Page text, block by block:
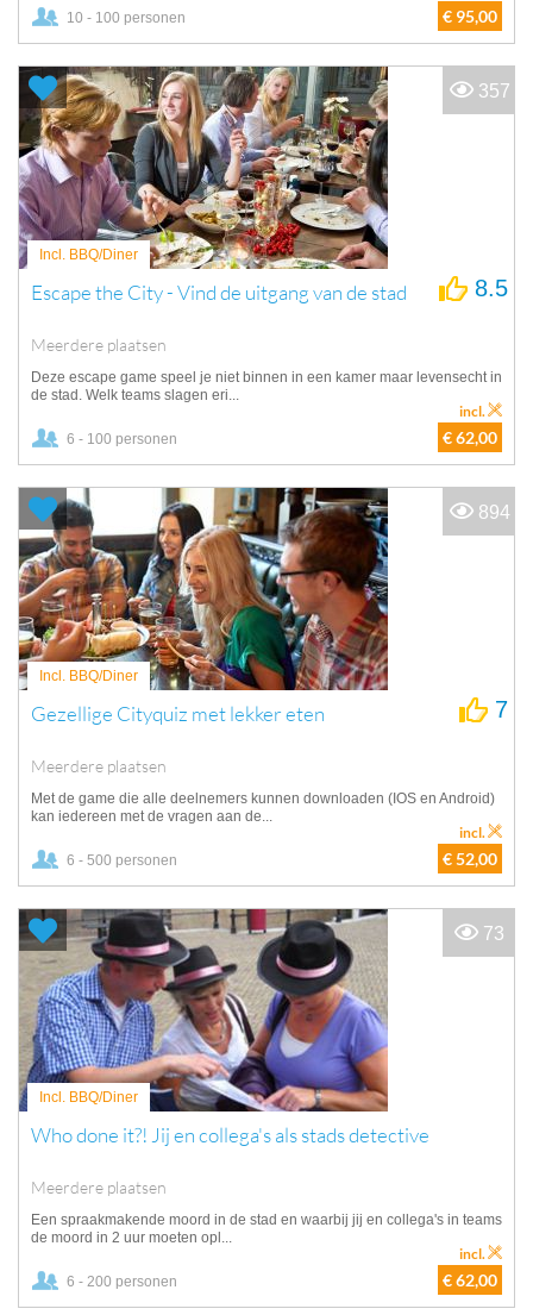
10 - 100 personen € 95,00
Incl. BBQ/Diner
Escape the City - Vind de uitgang van de stad
Meerdere plaatsen
8.5
Deze escape game speel je niet binnen in een kamer maar levensecht in
de stad. Welk teams slagen eri...
6 - 100 personen € 62,00
incl.
357
Incl. BBQ/Diner
Gezellige Cityquiz met lekker eten
Meerdere plaatsen
7
Met de game die alle deelnemers kunnen downloaden (IOS en Android)
kan iedereen met de vragen aan de...
6 - 500 personen € 52,00
incl.
894
Incl. BBQ/Diner
Who done it?! Jij en collega's als stads detective
Meerdere plaatsen
Een spraakmakende moord in de stad en waarbij jij en collega's in teams
de moord in 2 uur moeten opl...
6 - 200 personen € 62,00
incl.
73